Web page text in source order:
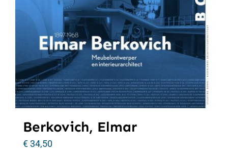
Berkovich, Elmar
€34,50